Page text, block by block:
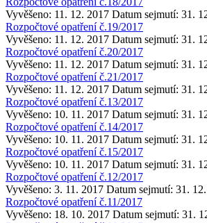
Vyvěšeno: 11. 12. 2017 Datum sejmutí: 31.
Rozpočtové opatření č.19/2017
Vyvěšeno: 11. 12. 2017 Datum sejmutí: 31.
Rozpočtové opatření č.20/2017
Vyvěšeno: 11. 12. 2017 Datum sejmutí: 31.
Rozpočtové opatření č.21/2017
Vyvěšeno: 11. 12. 2017 Datum sejmutí: 31.
Rozpočtové opatření č.13/2017
Vyvěšeno: 10. 11. 2017 Datum sejmutí: 31.
Rozpočtové opatření č.14/2017
Vyvěšeno: 10. 11. 2017 Datum sejmutí: 31.
Rozpočtové opatření č.15/2017
Vyvěšeno: 10. 11. 2017 Datum sejmutí: 31.
Rozpočtové opatření č.12/2017
Vyvěšeno: 3. 11. 2017 Datum sejmutí: 31.
Rozpočtové opatření č.11/2017
Vyvěšeno: 18. 10. 2017 Datum sejmutí: 31.